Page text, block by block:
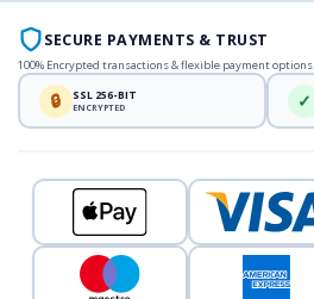
SECURE PAYMENTS & TRUST
100% Encrypted transactions & flexible payment options
🔒 SSL 256-BIT
ENCRYPTED ✓